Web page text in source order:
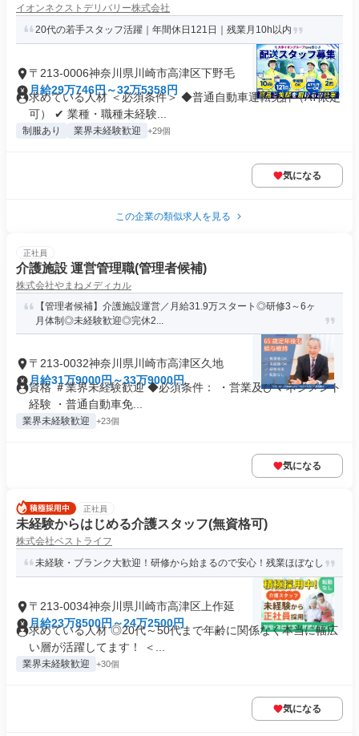
イオンネクストデリバリー株式会社
20代の若手スタッフ活躍｜年間休日121日｜残業月10h以内
〒213-0006神奈川県川崎市高津区下野毛
月給29万746円～32万5358円
求めている人材 ＜必須条件＞ ◆普通自動車運転免許（AT限定
可） ✔ 業種・職種未経験...
制服あり 業界未経験歓迎 +29個
気になる
この企業の類似求人を見る
正社員
介護施設 運営管理職(管理者候補)
株式会社やまねメディカル
【管理者候補】介護施設運営／月給31.9万スタート◎研修3～6ヶ
月体制◎未経験歓迎◎完休2...
〒213-0032神奈川県川崎市高津区久地
月給31万9000円～33万9000円
資格 ＃業界未経験歓迎 ◆必須条件： ・営業及びマネジメント
経験 ・普通自動車免...
業界未経験歓迎 +23個
気になる
正社員
未経験からはじめる介護スタッフ(無資格可)
株式会社ベストライフ
未経験・ブランク大歓迎！研修から始まるので安心！残業ほぼなし
〒213-0034神奈川県川崎市高津区上作延
月給23万8500円～24万2500円
求めている人材 ◎20代～50代まで年齢に関係なく本当に幅広
い層が活躍してます！ ＜...
業界未経験歓迎 +30個
気になる